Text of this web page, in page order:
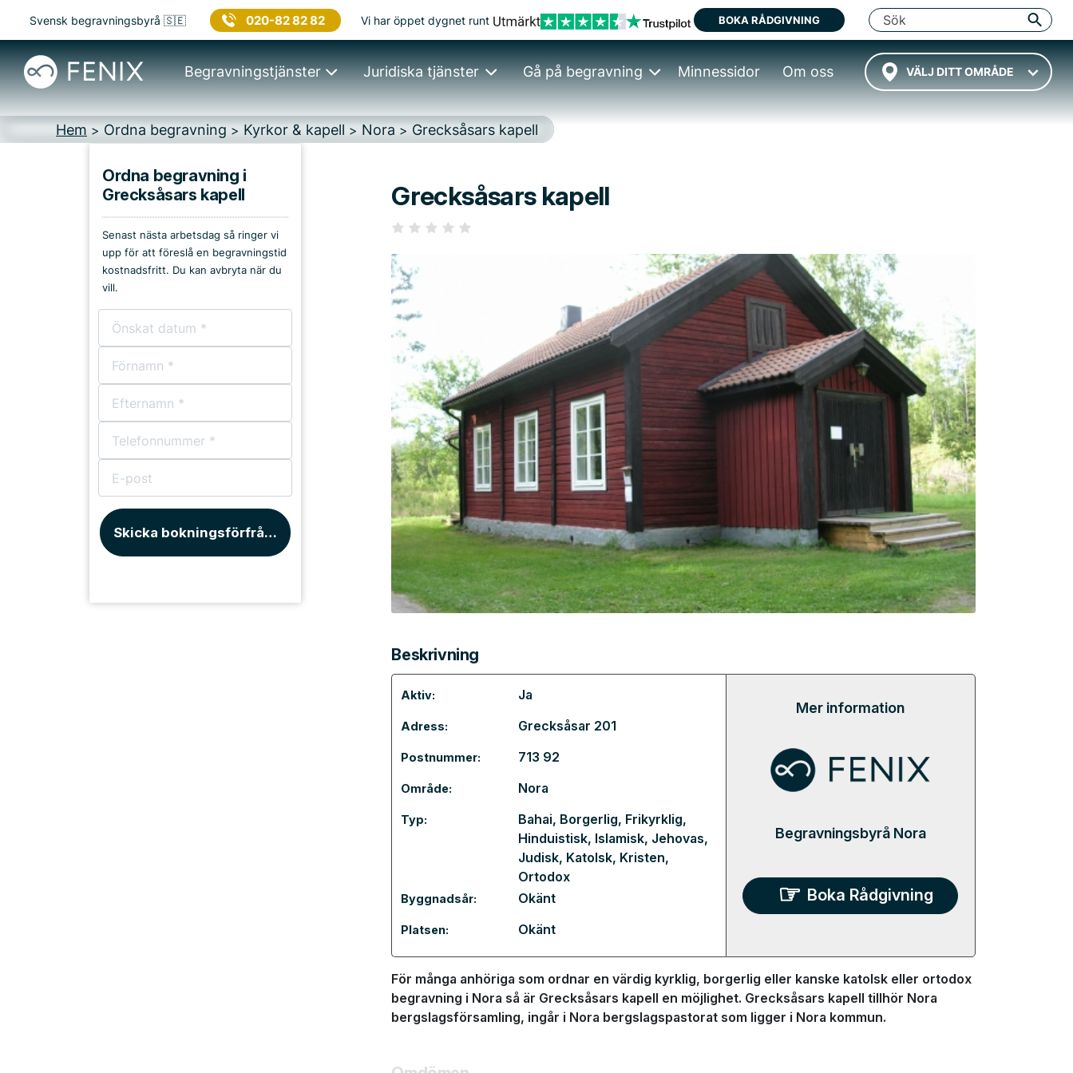
Svensk begravningsbyrå 🇸🇪 020-82 82 82 Vi har öppet dygnet runt BOKA RÅDGIVNING
VÄLJ DITT OMRÅDE
Begravningstjänster Juridiska tjänster Gå på begravning Minnessidor Om oss
Hem > Ordna begravning > Kyrkor & kapell > Nora > Grecksåsars kapell
Kyrkor & kapell
Begravningsplatser
Församlingshem
Bårhus
Ordna begravning i
Grecksåsars kapell
Senast nästa arbetsdag så ringer vi
upp för att föreslå en begravningstid
kostnadsfritt. Du kan avbryta när du
vill.
Skicka bokningsförfrågan
Grecksåsars kapell
Beskrivning
Aktiv: Ja
Adress: Grecksåsar 201
Postnummer: 713 92
Område: Nora
Typ: Bahai, Borgerlig, Frikyrklig,
Hinduistisk, Islamisk, Jehovas,
Judisk, Katolsk, Kristen,
Ortodox
Byggnadsår: Okänt
Platsen: Okänt
Mer information
Begravningsbyrå Nora
Boka Rådgivning
För många anhöriga som ordnar en värdig kyrklig, borgerlig eller kanske katolsk eller ortodox
begravning i Nora så är Grecksåsars kapell en möjlighet. Grecksåsars kapell tillhör Nora
bergslagsförsamling, ingår i Nora bergslagspastorat som ligger i Nora kommun.